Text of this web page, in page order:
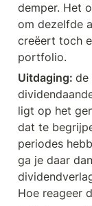
demper. Het
om dezelfde
creëert toch
portfolio.
Uitdaging: de
ligt op het
dat te
periodes
ga je daar
Hoe reageer